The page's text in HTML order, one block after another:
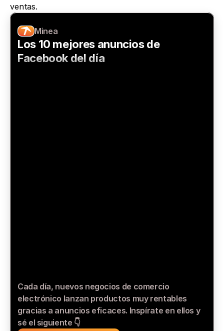
ventas.
Minea
Los 10 mejores anuncios de
Facebook del día
Cada día, nuevos negocios de comercio
electrónico lanzan productos muy rentables
gracias a anuncios eficaces. Inspírate en ellos y
sé el siguiente 👇